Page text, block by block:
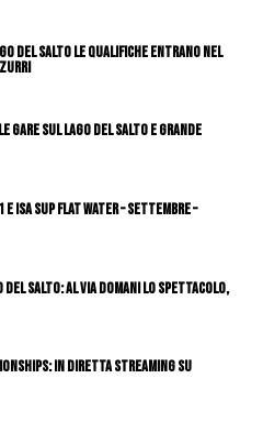
del Salto le qualifiche entrano nel
gare sul Lago del Salto e grande
e ISA SUP Flat Water – SETTEMBRE –
del Salto: al via domani lo spettacolo,
IN DIRETTA STREAMING SU